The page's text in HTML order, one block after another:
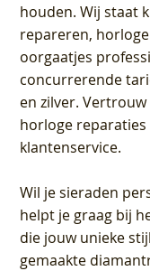
houden. Wij staat
repareren,
oorgaatjes
concurrerende
en zilver.
horloge
klantenservice.
Wil je sieraden
helpt je graag bij
die jouw unieke
gemaakte